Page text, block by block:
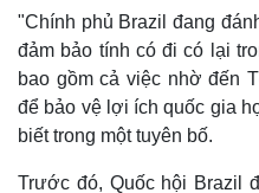
"Chính phủ Brazil đang
đảm bảo tính có đi có lại
bao gồm cả việc nhờ đến
để bảo vệ lợi ích quốc gia
biết trong một tuyên bố.
Trước đó, Quốc hội Brazil